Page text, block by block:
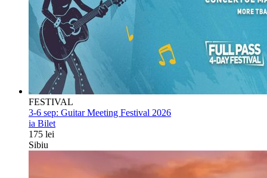
FESTIVAL
3-6 sep: Guitar Meeting Festival 2026
ia Bilet
175 lei
Sibiu